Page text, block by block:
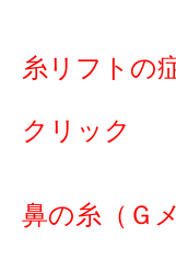
糸リフトの
クリック
鼻の糸（Ｇ